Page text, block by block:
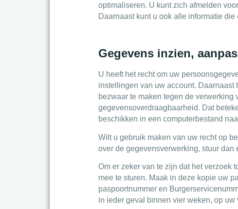
optimaliseren. U kunt zich afmelden
Daarnaast kunt u ook alle informatie
Gegevens inzien,
U heeft het recht om uw
instellingen van uw account. Daarnaast
bezwaar te maken tegen de
gegevensoverdraagbaarheid. Dat
beschikken in een computerbestand
Wilt u gebruik maken van uw recht op
over de gegevensverwerking, stuur
Om er zeker van te zijn dat het verzoek
mee te sturen. Maak in deze kopie uw
paspoortnummer en
in ieder geval binnen vier weken, op uw